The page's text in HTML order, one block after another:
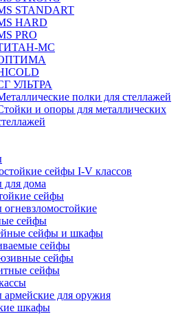
STANDART
HARD
PRO
МС
УЛЬТРА
полки для стеллажей
и опоры для металлических
сейфы I-V классов
дома
сейфы
сейфы
сейфы и шкафы
сейфы
сейфы
сейфы
для оружия
шкафы